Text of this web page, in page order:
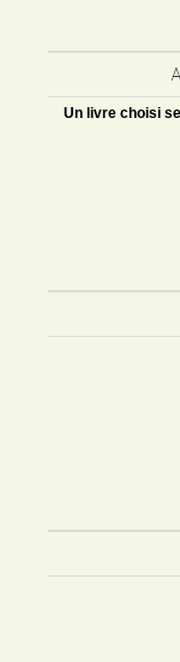
Un livre choisi